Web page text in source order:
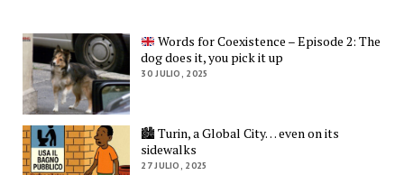
Words for Coexistence – Episode 2: The
dog does it, you pick it up
30 JULIO, 2025
🏙️ Turin, a Global City… even on its
sidewalks
27 JULIO, 2025